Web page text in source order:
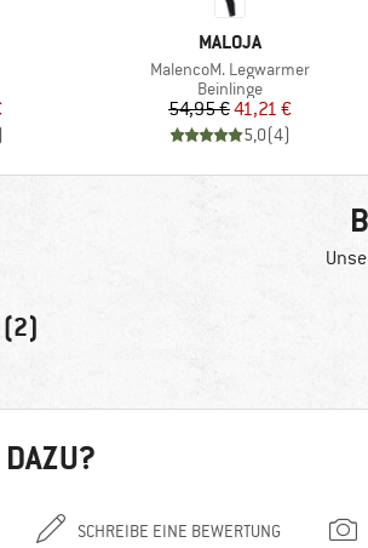
Preis
MARKE
MALOJA
Artikel
MalencoM. Legwarmer
Produktgruppe
Beinlinge
Preis
54,95 €reduzierter Preis
41,21 €
5,0(4)
(2)
DAZU?
SCHREIBE EINE BEWERTUNG